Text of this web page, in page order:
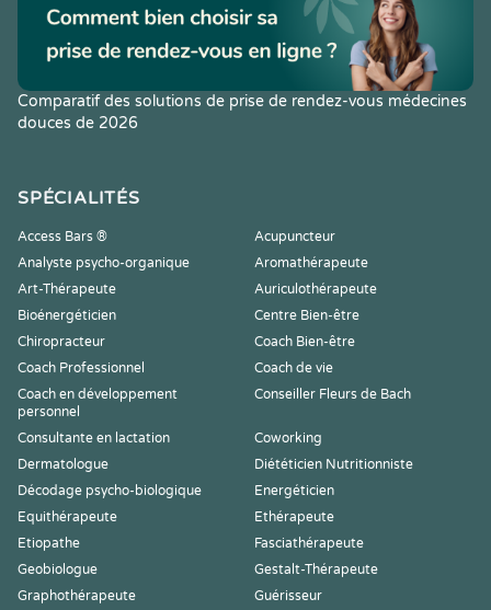
Comparatif des solutions de prise de rendez-vous médecines
douces de 2026
SPÉCIALITÉS
Access Bars ®
Acupuncteur
Analyste psycho-organique
Aromathérapeute
Art-Thérapeute
Auriculothérapeute
Bioénergéticien
Centre Bien-être
Chiropracteur
Coach Bien-être
Coach Professionnel
Coach de vie
Coach en développement
personnel
Conseiller Fleurs de Bach
Consultante en lactation
Coworking
Dermatologue
Diététicien Nutritionniste
Décodage psycho-biologique
Energéticien
Equithérapeute
Ethérapeute
Etiopathe
Fasciathérapeute
Geobiologue
Gestalt-Thérapeute
Graphothérapeute
Guérisseur